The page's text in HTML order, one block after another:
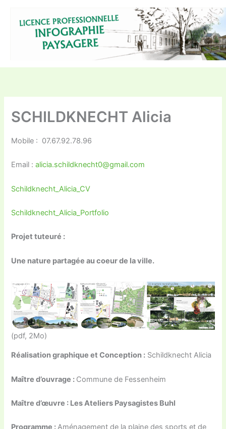
SCHILDKNECHT Alicia
Mobile : 07.67.92.78.96
Email :alicia.schildknecht0@gmail.com
Schildknecht_Alicia_CV
Schildknecht_Alicia_Portfolio
Projet tuteuré :
Une nature partagée au coeur de la ville.
(pdf, 2Mo)
Réalisation graphique et Conception : Schildknecht Alicia
Maître d’ouvrage : Commune de Fessenheim
Maître d’œuvre : Les Ateliers Paysagistes Buhl
Programme :Aménagement de la plaine des sports et de